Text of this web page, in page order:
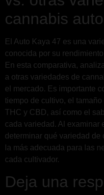
cannabis
El Auto Kaya 47 es una
conocida por su
En esta comparativa,
a otras variedades de
el mercado. Es importante
tiempo de cultivo, el
THC y CBD, así como el
cada variedad. Al examinar
determinar qué variedad
la más adecuada para las
cada cultivador.
Deja una